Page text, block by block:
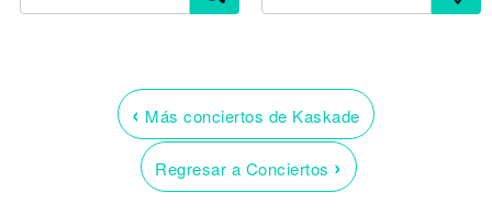
‹ Más conciertos de Kaskade
Regresar a Conciertos ›